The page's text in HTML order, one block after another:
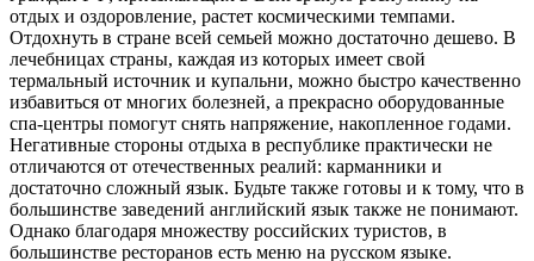
отдых и оздоровление, растет космическими темпами.
Отдохнуть в стране всей семьей можно достаточно дешево. В
лечебницах страны, каждая из которых имеет свой
термальный источник и купальни, можно быстро качественно
избавиться от многих болезней, а прекрасно оборудованные
спа-центры помогут снять напряжение, накопленное годами.
Негативные стороны отдыха в республике практически не
отличаются от отечественных реалий: карманники и
достаточно сложный язык. Будьте также готовы и к тому, что в
большинстве заведений английский язык также не понимают.
Однако благодаря множеству российских туристов, в
большинстве ресторанов есть меню на русском языке.